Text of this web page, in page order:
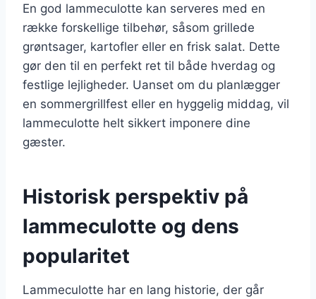
En god lammeculotte kan serveres med en
række forskellige tilbehør, såsom grillede
grøntsager, kartofler eller en frisk salat. Dette
gør den til en perfekt ret til både hverdag og
festlige lejligheder. Uanset om du planlægger
en sommergrillfest eller en hyggelig middag, vil
lammeculotte helt sikkert imponere dine
gæster.
Historisk perspektiv på
lammeculotte og dens
popularitet
Lammeculotte har en lang historie, der går